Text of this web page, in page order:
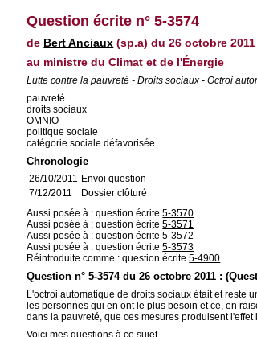
Question écrite n° 5-3574
de Bert Anciaux (sp.a) du 26 octobre 2011
au ministre du Climat et de l'Énergie
Lutte contre la pauvreté - Droits sociaux - Octroi
pauvreté
droits sociaux
OMNIO
politique sociale
catégorie sociale défavorisée
Chronologie
26/10/2011 Envoi question
7/12/2011
Dossier clôturé
Aussi posée à : question écrite5-3570
Aussi posée à : question écrite5-3571
Aussi posée à : question écrite5-3572
Aussi posée à : question écrite5-3573
Réintroduite comme : question écrite5-4900
Question n° 5-3574 du 26 octobre 2011 :
L'octroi automatique de droits sociaux était et reste
les personnes qui en ont le plus besoin et ce, en
dans la pauvreté, que ces mesures produisent
Voici mes questions à ce sujet.